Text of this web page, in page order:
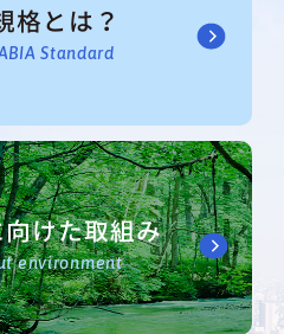
格とは？
Standard
けた取組み
environment